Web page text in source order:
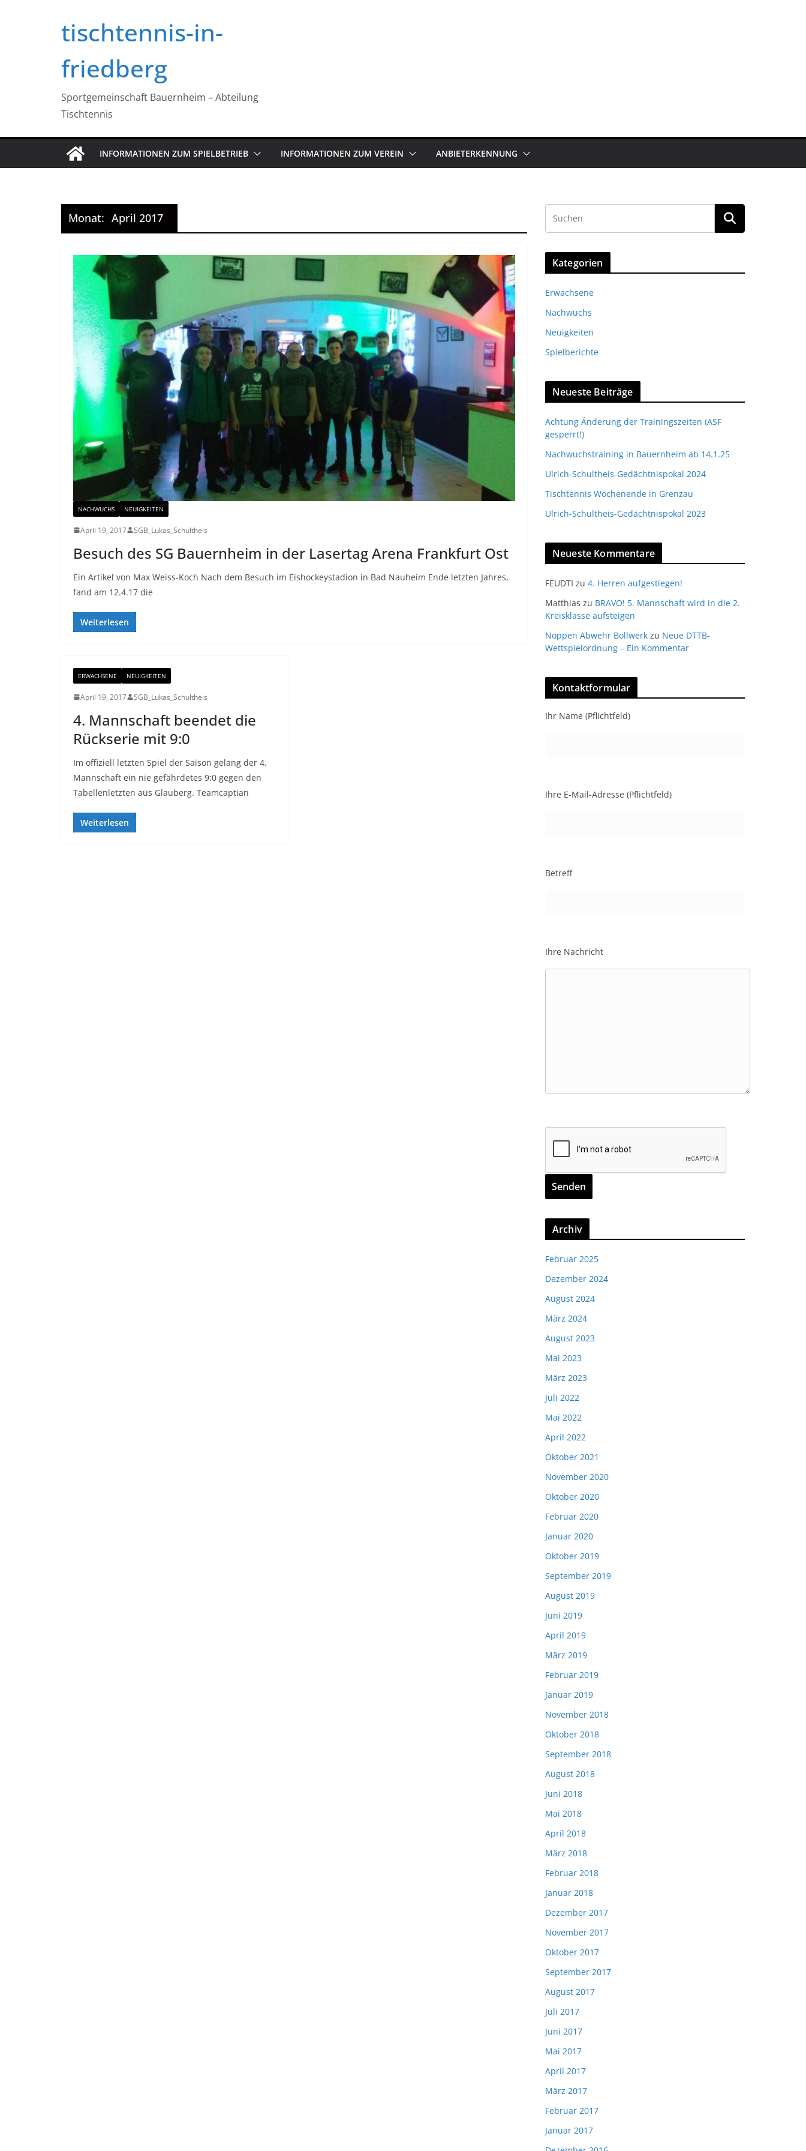
tischtennis-in-
friedberg
Sportgemeinschaft Bauernheim – Abteilung
Tischtennis
INFORMATIONEN ZUM SPIELBETRIEB INFORMATIONEN ZUM VEREIN ANBIETERKENNUNG
Monat: April 2017
NACHWUCHS NEUIGKEITEN
April 19, 2017 SGB_Lukas_Schultheis
Besuch des SG Bauernheim in der Lasertag Arena Frankfurt Ost
Ein Artikel von Max Weiss-Koch Nach dem Besuch im Eishockeystadion in Bad Nauheim Ende letzten Jahres,
fand am 12.4.17 die
Weiterlesen
ERWACHSENE NEUIGKEITEN
April 19, 2017 SGB_Lukas_Schultheis
4. Mannschaft beendet die
Rückserie mit 9:0
Im offiziell letzten Spiel der Saison gelang der 4.
Mannschaft ein nie gefährdetes 9:0 gegen den
Tabellenletzten aus Glauberg. Teamcaptian
Weiterlesen
Kategorien
Erwachsene
Nachwuchs
Neuigkeiten
Spielberichte
Neueste Beiträge
Achtung Änderung der Trainingszeiten (ASF
gesperrt!)
Nachwuchstraining in Bauernheim ab 14.1.25
Ulrich-Schultheis-Gedächtnispokal 2024
Tischtennis Wochenende in Grenzau
Ulrich-Schultheis-Gedächtnispokal 2023
Neueste Kommentare
FEUDTI zu 4. Herren aufgestiegen!
Matthias zu BRAVO! 5. Mannschaft wird in die 2.
Kreisklasse aufsteigen
Noppen Abwehr Bollwerk zu Neue DTTB-
Wettspielordnung – Ein Kommentar
Kontaktformular
Ihr Name (Pflichtfeld)
Ihre E-Mail-Adresse (Pflichtfeld)
Betreff
Ihre Nachricht
Archiv
Februar 2025
Dezember 2024
August 2024
März 2024
August 2023
Mai 2023
März 2023
Juli 2022
Mai 2022
April 2022
Oktober 2021
November 2020
Oktober 2020
Februar 2020
Januar 2020
Oktober 2019
September 2019
August 2019
Juni 2019
April 2019
März 2019
Februar 2019
Januar 2019
November 2018
Oktober 2018
September 2018
August 2018
Juni 2018
Mai 2018
April 2018
März 2018
Februar 2018
Januar 2018
Dezember 2017
November 2017
Oktober 2017
September 2017
August 2017
Juli 2017
Juni 2017
Mai 2017
April 2017
März 2017
Februar 2017
Januar 2017